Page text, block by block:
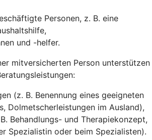
Personen, z. B. eine
und -helfer.
mitversicherten Person unterstützen
(z. B. Benennung eines geeigneten
Dolmetscherleistungen im Ausland),
Behandlungs- und Therapiekonzept,
Spezialistin oder beim Spezialisten).